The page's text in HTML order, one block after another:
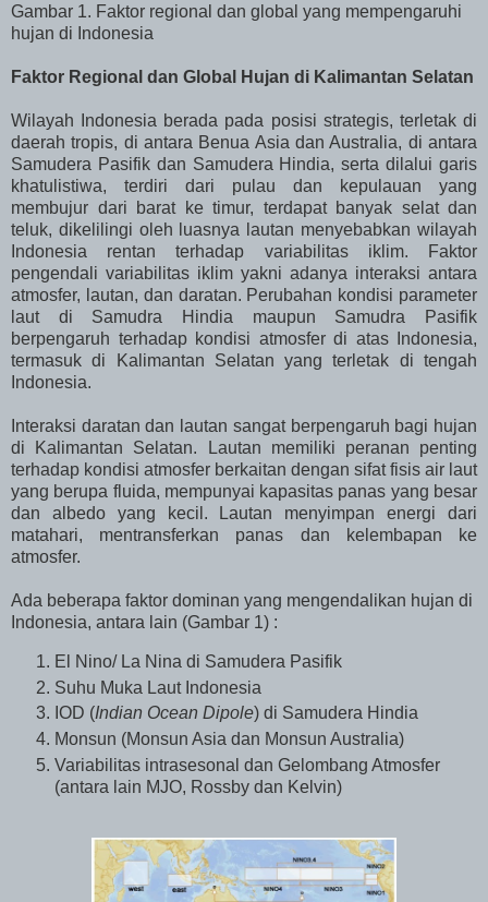
Gambar 1. Faktor regional dan global yang mempengaruhi
hujan di Indonesia
Faktor Regional dan Global Hujan di Kalimantan Selatan
Wilayah Indonesia berada pada posisi strategis, terletak di
daerah tropis, di antara Benua Asia dan Australia, di antara
Samudera Pasifik dan Samudera Hindia, serta dilalui garis
khatulistiwa, terdiri dari pulau dan kepulauan yang
membujur dari barat ke timur, terdapat banyak selat dan
teluk, dikelilingi oleh luasnya lautan menyebabkan wilayah
Indonesia rentan terhadap variabilitas iklim. Faktor
pengendali variabilitas iklim yakni adanya interaksi antara
atmosfer, lautan, dan daratan. Perubahan kondisi parameter
laut di Samudra Hindia maupun Samudra Pasifik
berpengaruh terhadap kondisi atmosfer di atas Indonesia,
termasuk di Kalimantan Selatan yang terletak di tengah
Indonesia.
Interaksi daratan dan lautan sangat berpengaruh bagi hujan
di Kalimantan Selatan. Lautan memiliki peranan penting
terhadap kondisi atmosfer berkaitan dengan sifat fisis air laut
yang berupa fluida, mempunyai kapasitas panas yang besar
dan albedo yang kecil. Lautan menyimpan energi dari
matahari, mentransferkan panas dan kelembapan ke
atmosfer.
Ada beberapa faktor dominan yang mengendalikan hujan di
Indonesia, antara lain (Gambar 1) :
El Nino/ La Nina di Samudera Pasifik
Suhu Muka Laut Indonesia
IOD (Indian Ocean Dipole) di Samudera Hindia
Monsun (Monsun Asia dan Monsun Australia)
Variabilitas intrasesonal dan Gelombang Atmosfer
(antara lain MJO, Rossby dan Kelvin)